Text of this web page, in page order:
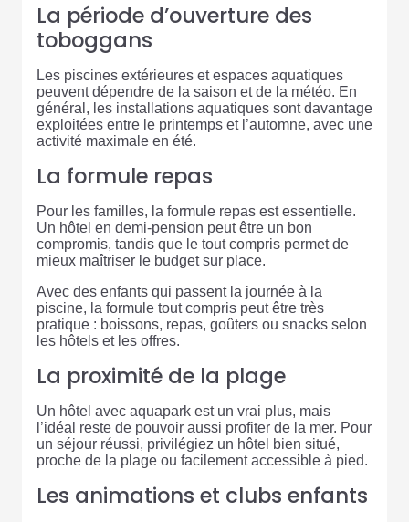
La période d’ouverture des
toboggans
Les piscines extérieures et espaces aquatiques
peuvent dépendre de la saison et de la météo. En
général, les installations aquatiques sont davantage
exploitées entre le printemps et l’automne, avec une
activité maximale en été.
La formule repas
Pour les familles, la formule repas est essentielle.
Un hôtel en demi-pension peut être un bon
compromis, tandis que le tout compris permet de
mieux maîtriser le budget sur place.
Avec des enfants qui passent la journée à la
piscine, la formule tout compris peut être très
pratique : boissons, repas, goûters ou snacks selon
les hôtels et les offres.
La proximité de la plage
Un hôtel avec aquapark est un vrai plus, mais
l’idéal reste de pouvoir aussi profiter de la mer. Pour
un séjour réussi, privilégiez un hôtel bien situé,
proche de la plage ou facilement accessible à pied.
Les animations et clubs enfants